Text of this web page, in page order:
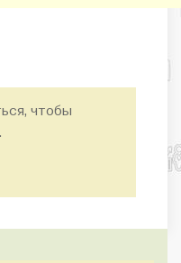
чтобы